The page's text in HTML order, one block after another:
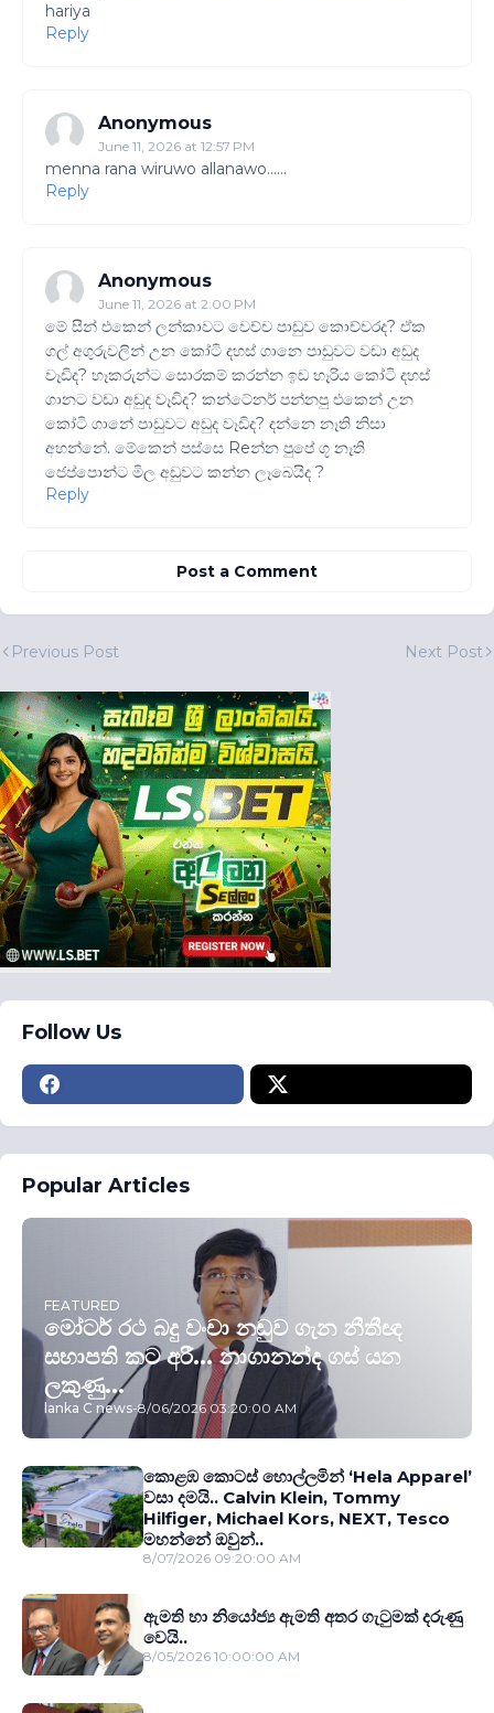
hariya
Reply
Anonymous
June 11, 2026 at 12:57 PM
menna rana wiruwo allanawo......
Reply
Anonymous
June 11, 2026 at 2:00 PM
මේ සීන් එකෙන් ලන්කාවට වෙච්ච පාඩුව කොච්චරද? ඒක
ගල් අගුරුවලින් උන කෝටි දහස් ගානෙ පාඩුවට වඩා අඩුද
වෑඩිද? හෑකරුන්ට සොරකම් කරන්න ඉඩ හෑරිය කෝටි දහස්
ගානට වඩා අඩුද වෑඩිද? කන්ටේනර් පන්නපු එකෙන් උන
කෝටි ගානේ පාඩුවට අඩුද වෑඩිද? දන්නෙ නෑති නිසා
අහන්නේ. මේකෙන් පස්සෙ Reන්න පුපේ ගූ නෑති
ජෙප්පොන්ට මිල අඩුවට කන්න ලෑබෙයිද ?
Reply
Post a Comment
Previous Post Next Post
Follow Us
Popular Articles
FEATURED
මෝටර් රථ බදු වංචා නඩුව ගැන නීතීඥ
සභාපති කට අරී... නාගානන්ද ගස් යන
ලකුණු...
lanka C news-8/06/2026 03:20:00 AM
කොළඹ කොටස් හොල්ලමින් ‘Hela Apparel’
වසා දමයි.. Calvin Klein, Tommy
Hilfiger, Michael Kors, NEXT, Tesco
මහන්නේ ඔවුන්..
8/07/2026 09:20:00 AM
ඇමති හා නියෝජ්‍ය ඇමති අතර ගැටුමක් දරුණු
වෙයි..
8/05/2026 10:00:00 AM